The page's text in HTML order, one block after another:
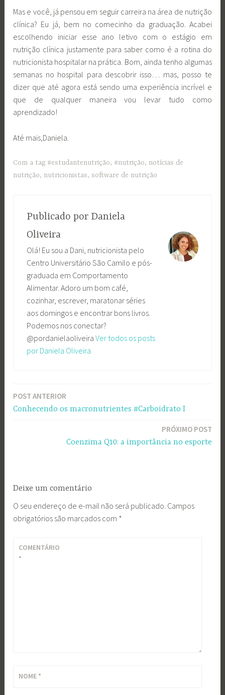
Mas e você, já pensou em seguir carreira na área de nutrição
clínica? Eu já, bem no comecinho da graduação. Acabei
escolhendo iniciar esse ano letivo com o estágio em
nutrição clínica justamente para saber como é a rotina do
nutricionista hospitalar na prática. Bom, ainda tenho algumas
semanas no hospital para descobrir isso… mas, posso te
dizer que até agora está sendo uma experiência incrível e
que de qualquer maneira vou levar tudo como
aprendizado!
Até mais,Daniela.
Com a tag #estudantenutrição, #nutrição, notícias de
nutrição, nutricionistas,software de nutrição
Publicado por Daniela
Oliveira
Olá! Eu sou a Dani, nutricionista pelo
Centro Universitário São Camilo e pós-
graduada em Comportamento
Alimentar. Adoro um bom café,
cozinhar, escrever, maratonar séries
aos domingos e encontrar bons livros.
Podemos nos conectar?
@pordanielaoliveira Ver todos os posts
por Daniela Oliveira
Navegação
POST ANTERIOR
Conhecendo os macronutrientes #Carboidrato I
PRÓXIMO POST
Coenzima Q10: a importância no esporte
Deixe um comentário
O seu endereço de e-mail não será publicado. Campos
obrigatórios são marcados com *
COMENTÁRIO
*
NOME *